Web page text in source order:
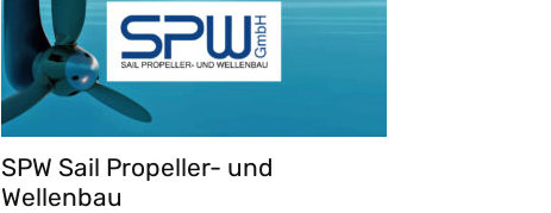
SPW Sail Propeller- und
Wellenbau